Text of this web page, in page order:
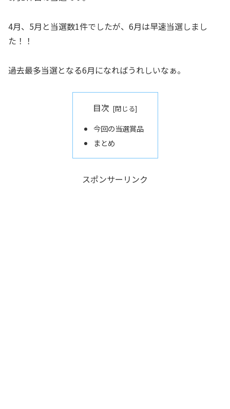
4月、5月と当選数1件でしたが、6月は早速当選しまし
た！！
過去最多当選となる6月になればうれしいなぁ。
目次
今回の当選賞品
まとめ
スポンサーリンク